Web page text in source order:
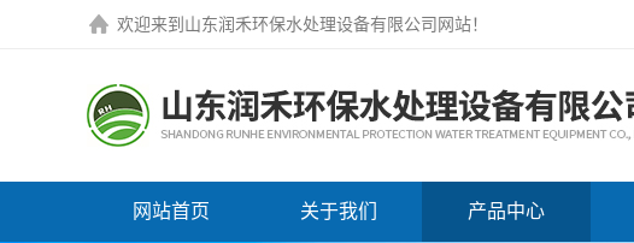
欢迎来到 山东润禾环保水处理设备有限公司网站！
网站首页 关于我们 产品中心